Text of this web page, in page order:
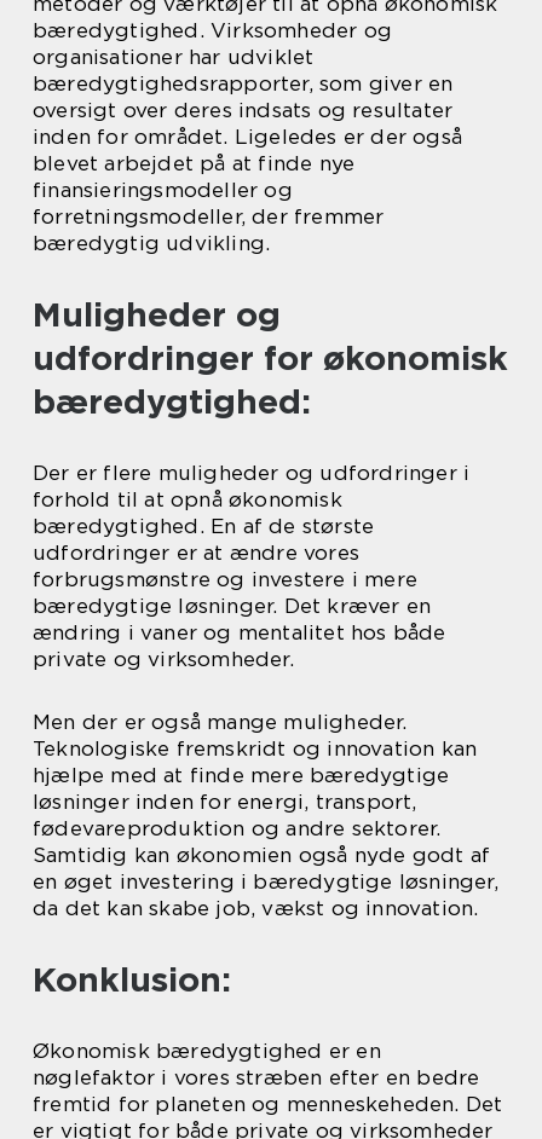
bæredygtighed. Virksomheder og
organisationer har udviklet
bæredygtighedsrapporter, som giver en
oversigt over deres indsats og resultater
inden for området. Ligeledes er der også
blevet arbejdet på at finde nye
finansieringsmodeller og
forretningsmodeller, der fremmer
bæredygtig udvikling.
Muligheder og
udfordringer for økonomisk
bæredygtighed:
Der er flere muligheder og udfordringer i
forhold til at opnå økonomisk
bæredygtighed. En af de største
udfordringer er at ændre vores
forbrugsmønstre og investere i mere
bæredygtige løsninger. Det kræver en
ændring i vaner og mentalitet hos både
private og virksomheder.
Men der er også mange muligheder.
Teknologiske fremskridt og innovation kan
hjælpe med at finde mere bæredygtige
løsninger inden for energi, transport,
fødevareproduktion og andre sektorer.
Samtidig kan økonomien også nyde godt af
en øget investering i bæredygtige løsninger,
da det kan skabe job, vækst og innovation.
Konklusion:
Økonomisk bæredygtighed er en
nøglefaktor i vores stræben efter en bedre
fremtid for planeten og menneskeheden. Det
er vigtigt for både private og virksomheder